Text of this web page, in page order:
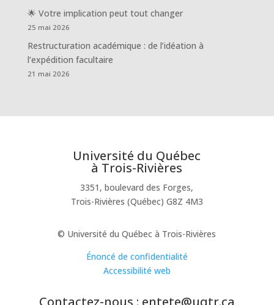
🌟 Votre implication peut tout changer
25 mai 2026
Restructuration académique : de l’idéation à
l’expédition facultaire
21 mai 2026
Université du Québec
à Trois-Rivières
3351, boulevard des Forges,
Trois-Rivières (Québec) G8Z 4M3
© Université du Québec à Trois-Rivières
Énoncé de confidentialité
Accessibilité web
Contactez-nous : entete@uqtr.ca